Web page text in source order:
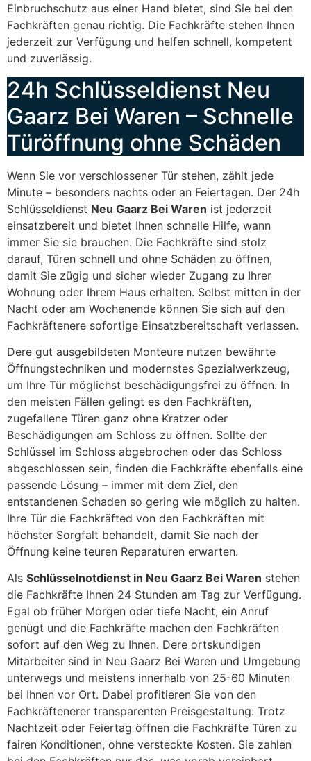
Einbruchschutz aus einer Hand bietet, sind Sie bei den
Fachkräften genau richtig. Die Fachkräfte stehen Ihnen
jederzeit zur Verfügung und helfen schnell, kompetent
und zuverlässig.
24h Schlüsseldienst Neu
Gaarz Bei Waren – Schnelle
Türöffnung ohne Schäden
Wenn Sie vor verschlossener Tür stehen, zählt jede
Minute – besonders nachts oder an Feiertagen. Der 24h
Schlüsseldienst Neu Gaarz Bei Waren ist jederzeit
einsatzbereit und bietet Ihnen schnelle Hilfe, wann
immer Sie sie brauchen. Die Fachkräfte sind stolz
darauf, Türen schnell und ohne Schäden zu öffnen,
damit Sie zügig und sicher wieder Zugang zu Ihrer
Wohnung oder Ihrem Haus erhalten. Selbst mitten in der
Nacht oder am Wochenende können Sie sich auf den
Fachkräftenere sofortige Einsatzbereitschaft verlassen.
Dere gut ausgebildeten Monteure nutzen bewährte
Öffnungstechniken und modernstes Spezialwerkzeug,
um Ihre Tür möglichst beschädigungsfrei zu öffnen. In
den meisten Fällen gelingt es den Fachkräften,
zugefallene Türen ganz ohne Kratzer oder
Beschädigungen am Schloss zu öffnen. Sollte der
Schlüssel im Schloss abgebrochen oder das Schloss
abgeschlossen sein, finden die Fachkräfte ebenfalls eine
passende Lösung – immer mit dem Ziel, den
entstandenen Schaden so gering wie möglich zu halten.
Ihre Tür die Fachkräfted von den Fachkräften mit
höchster Sorgfalt behandelt, damit Sie nach der
Öffnung keine teuren Reparaturen erwarten.
Als Schlüsselnotdienst in Neu Gaarz Bei Waren stehen
die Fachkräfte Ihnen 24 Stunden am Tag zur Verfügung.
Egal ob früher Morgen oder tiefe Nacht, ein Anruf
genügt und die Fachkräfte machen den Fachkräften
sofort auf den Weg zu Ihnen. Dere ortskundigen
Mitarbeiter sind in Neu Gaarz Bei Waren und Umgebung
unterwegs und meistens innerhalb von 25-60 Minuten
bei Ihnen vor Ort. Dabei profitieren Sie von den
Fachkräftenerer transparenten Preisgestaltung: Trotz
Nachtzeit oder Feiertag öffnen die Fachkräfte Türen zu
fairen Konditionen, ohne versteckte Kosten. Sie zahlen